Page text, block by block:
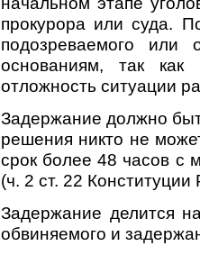
прокурора или суда.
подозреваемого
основаниям, так
отложность ситуации
Задержание должно
решения никто не
срок более 48 часов с
(ч. 2 ст. 22
Задержание делится
обвиняемого и